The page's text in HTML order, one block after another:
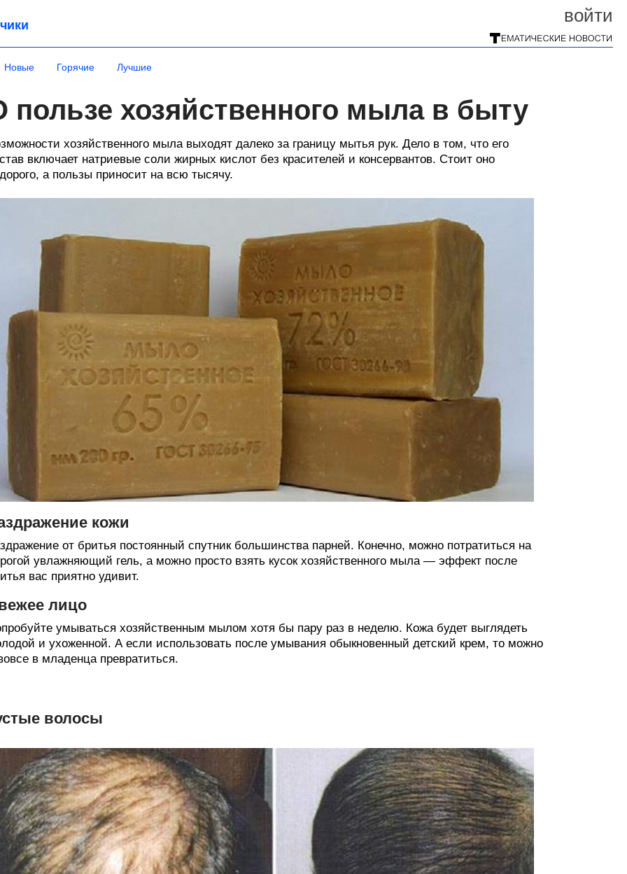
войти
Новые Горячие Лучшие
пользе хозяйственного мыла в быту
хозяйственного мыла выходят далеко за границу мытья рук. Дело в том, что его
включает натриевые соли жирных кислот без красителей и консервантов. Стоит оно
а пользы приносит на всю тысячу.
кожи
от бритья постоянный спутник большинства парней. Конечно, можно потратиться на
увлажняющий гель, а можно просто взять кусок хозяйственного мыла — эффект после
вас приятно удивит.
лицо
умываться хозяйственным мылом хотя бы пару раз в неделю. Кожа будет выглядеть
и ухоженной. А если использовать после умывания обыкновенный детский крем, то можно
в младенца превратиться.
волосы